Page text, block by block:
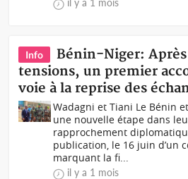
il y a 1 mois
Info
Bénin-Niger: Après
tensions, un premier
voie à la reprise des
Wadagni et Tiani Le Bénin
une nouvelle étape dans
rapprochement
publication, le 16 juin d’un
marquant la fi...
il y a 1 mois